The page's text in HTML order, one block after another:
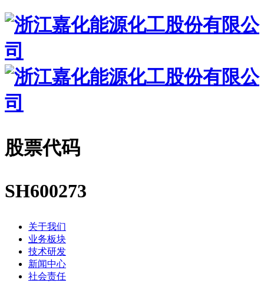
股票代码
SH600273
关于我们
业务板块
技术研发
新闻中心
社会责任